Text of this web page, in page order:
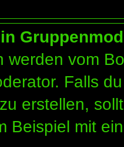
werden vom
Falls
erstellen,
Beispiel mit